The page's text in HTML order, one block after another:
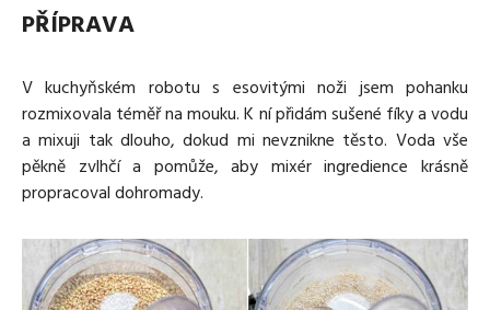
PŘÍPRAVA
V kuchyňském robotu s esovitými noži jsem pohanku
rozmixovala téměř na mouku. K ní přidám sušené fíky a vodu
a mixuji tak dlouho, dokud mi nevznikne těsto. Voda vše
pěkně zvlhčí a pomůže, aby mixér ingredience krásně
propracoval dohromady.